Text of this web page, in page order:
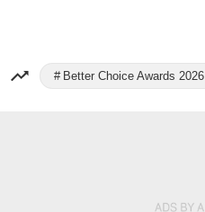
Better Choice Awards 2026